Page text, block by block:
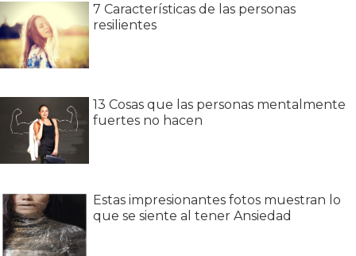
7 Características de las personas
resilientes
13 Cosas que las personas mentalmente
fuertes no hacen
Estas impresionantes fotos muestran lo
que se siente al tener Ansiedad